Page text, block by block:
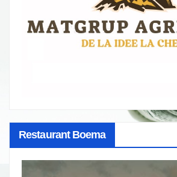
Restaurant Boema